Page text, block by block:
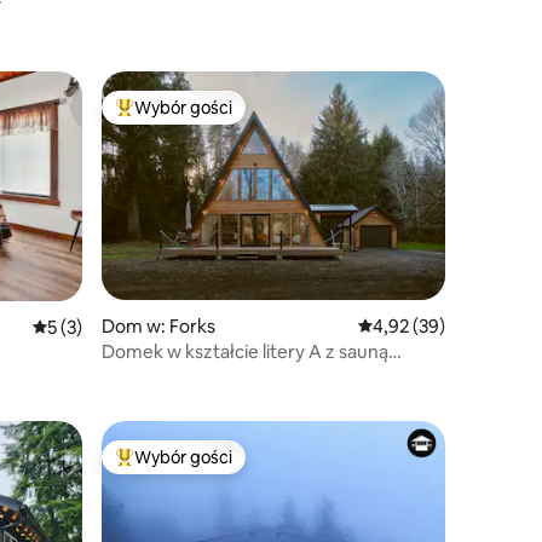
Średnia ocena: 5 na 5, liczba recenzji: 3
5 (3)
Najpopularniejsze z kategorii Wybór gości
Wybór gości
Dom w: Forks Średnia ocena: 4,92
4,92 (39)
Domek w kształcie litery A z sauną
gości Najpopularniejsze z kategorii Wybór gości
Wybór gości